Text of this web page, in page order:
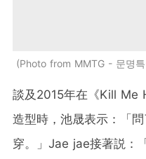
Photo from MMTG - 문명
談及2015年在《Kill Me
造型時，池晟表示：「
穿。」Jae jae接著説：